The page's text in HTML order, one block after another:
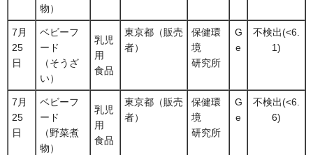
物）
7月
25
日
ベビーフ
ード
（そうざ
い）
乳児
用
食品
東京都（販売
者）
保健環
境
研究所
G
e
不検出(<6.
1)
7月
25
日
ベビーフ
ード
（野菜煮
物）
乳児
用
食品
東京都（販売
者）
保健環
境
研究所
G
e
不検出(<6.
6)